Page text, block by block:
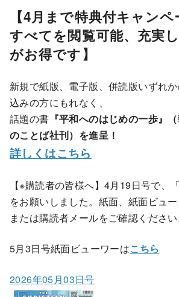
【4月まで特典付キャン
すべてを閲覧可能、充実
がお得です】
新規で紙版、電子版、併読版いずれ
込みの方にもれなく、
話題の書 『平和へのはじめの一歩』
のことば社刊）を進呈！
詳しくはこちら
【※購読者の皆様へ】4月19日号で、
をお願いしました。紙面、紙面ビュー
または購読者メールをご確認ください
5月3日号紙面ビューワーはこちら
2026年05月03日号